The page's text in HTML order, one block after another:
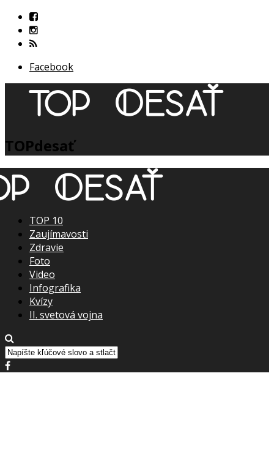
Facebook
TOPdesať
TOP 10
Zaujímavosti
Zdravie
Foto
Video
Infografika
Kvízy
II. svetová vojna